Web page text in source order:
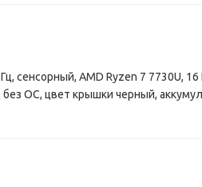
сенсорный, AMD Ryzen 7 7730U, 16
ОС, цвет крышки черный,